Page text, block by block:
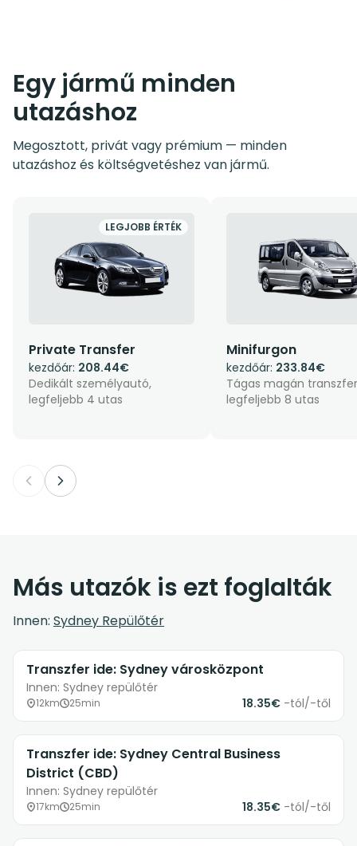
Egy jármű minden
utazáshoz
Megosztott, privát vagy prémium — minden
utazáshoz és költségvetéshez van jármű.
LEGJOBB ÉRTÉK
Private Transfer
kezdőár: 208.44€
Dedikált személyautó,
legfeljebb 4 utas
Minifurgon
kezdőár: 233.84€
Tágas magán
legfeljebb 8 utas
Más utazók is ezt foglalták
Innen: Sydney Repülőtér
Transzfer ide: Sydney városközpont
Innen: Sydney repülőtér
12km 25min 18.35€ -tól/-től
Transzfer ide: Sydney Central Business
District (CBD)
Innen: Sydney repülőtér
17km 25min 18.35€ -tól/-től